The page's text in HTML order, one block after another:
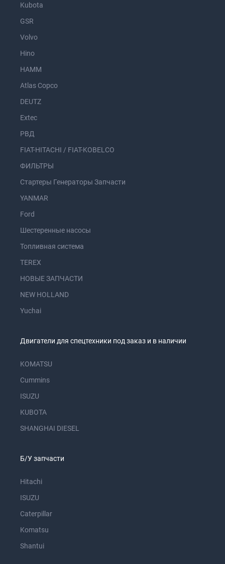
Kubota
GSR
Volvo
Hino
HAMM
Atlas Copco
DEUTZ
Extec
РВД
FIAT-HITACHI / FIAT-KOBELCO
ФИЛЬТРЫ
Стартеры Генераторы Запчасти
YANMAR
Ford
Шестеренные насосы
Топливная система
TEREX
НОВЫЕ ЗАПЧАСТИ
NEW HOLLAND
Yuchai
Двигатели для спецтехники под заказ и в наличии
KOMATSU
Cummins
ISUZU
KUBOTA
SHANGHAI DIESEL
Б/У запчасти
Hitachi
ISUZU
Caterpillar
Komatsu
Shantui